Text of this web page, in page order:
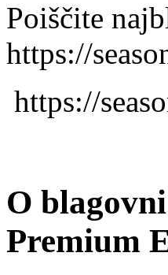
Poiščite
https://
https://
O
Premium